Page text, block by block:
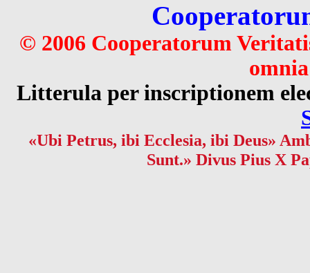
© 2006 Cooperatorum
Litterula per inscriptionem
«Ubi Petrus, ibi Ecclesia, ibi Deus»
Sunt.» Divus Pius X